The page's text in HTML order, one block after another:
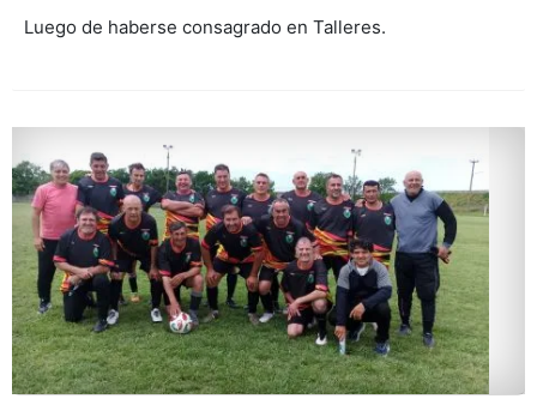
Luego de haberse consagrado en Talleres.